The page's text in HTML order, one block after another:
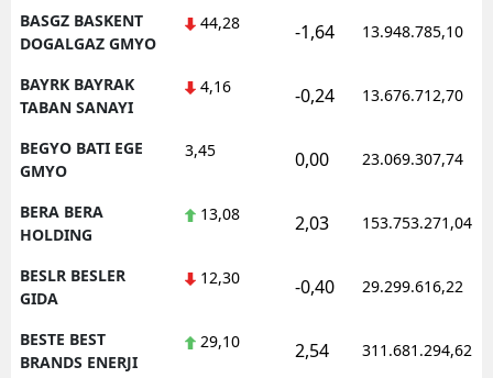
BASGZ BASKENT
DOGALGAZ GMYO
44,28 -1,64 13.948.785,10
BAYRK BAYRAK
TABAN SANAYI
4,16 -0,24 13.676.712,70
BEGYO BATI EGE
GMYO
3,45 0,00 23.069.307,74
BERA BERA
HOLDING
13,08 2,03 153.753.271,04
BESLR BESLER
GIDA
12,30 -0,40 29.299.616,22
BESTE BEST
BRANDS ENERJI
29,10 2,54 311.681.294,62